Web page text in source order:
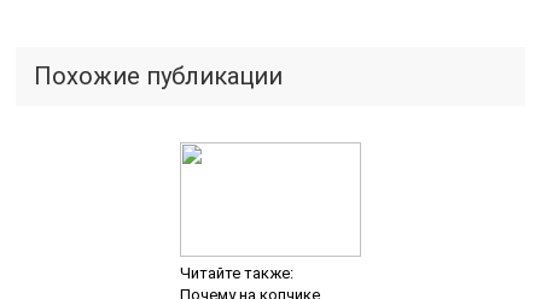
Похожие публикации
Читайте также:
Почему на копчике